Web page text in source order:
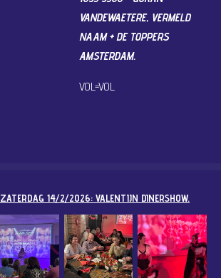
VANDEWAETERE, VERMELD
NAAM + DE TOPPERS
AMSTERDAM.
VOL=VOL
14/2/2026: VALENTIJN DINERSHOW.